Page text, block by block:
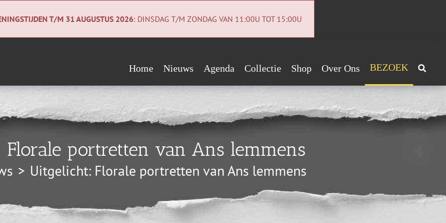
T/M 31 AUGUSTUS 2026: DINSDAG T/M ZONDAG VAN 11:00U TOT 15:00U
Home Nieuws Agenda
Archief
Collectie
Geologiecollectie Archeologiecollectie
Shop Over Ons
Wie steunen ons?
Vrienden
Begunstigers
Sponsors
Handig!
Contact
Nieuwsbrief
Privacybeleid
BEZOEK
Florale portretten van Ans lemmens
Uitgelicht: Florale portretten van Ans lemmens